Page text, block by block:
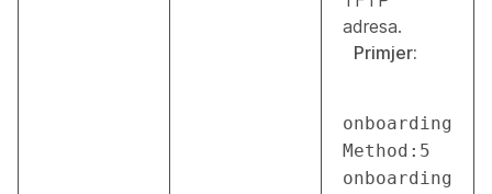
adresa.
Primjer:
onboarding
Method:5
onboarding